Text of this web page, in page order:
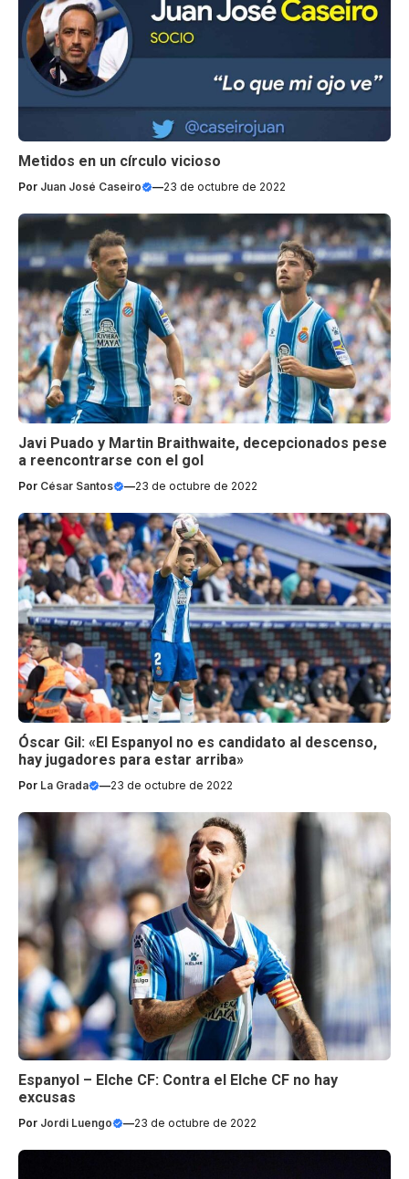
Metidos en un círculo vicioso
Por Juan José Caseiro —23 de octubre de 2022
Javi Puado y Martin Braithwaite, decepcionados pese
a reencontrarse con el gol
Por César Santos —23 de octubre de 2022
Óscar Gil: «El Espanyol no es candidato al descenso,
hay jugadores para estar arriba»
Por La Grada —23 de octubre de 2022
Espanyol – Elche CF: Contra el Elche CF no hay
excusas
Por Jordi Luengo —23 de octubre de 2022